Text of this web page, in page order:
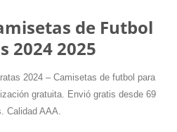
de Futbol
2024 2025
2024 – Camisetas de futbol para
gratuita. Envió gratis desde 69
Calidad AAA.